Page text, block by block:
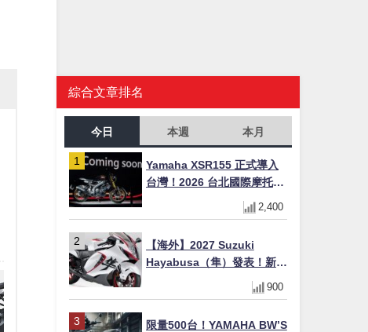
綜合文章排名
今日 本週 本月
Yamaha XSR155 正式導入
台灣！2026 台北國際摩托車
展亮相，70 週年紀念版
YZF-R 系列限量追加販售
2,400
【海外】2027 Suzuki
Hayabusa（隼）發表！新增
Special Edition 特仕版，全
新珍珠白塗裝與專屬配備登
900
限量500台！YAMAHA BW’S